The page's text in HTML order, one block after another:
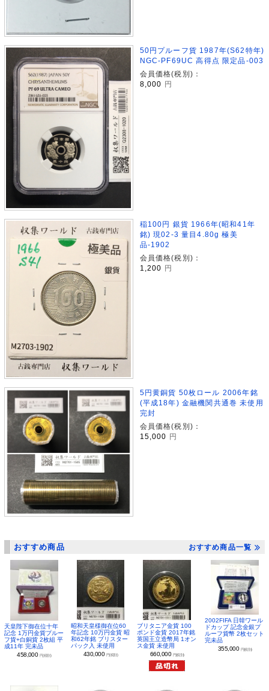
50円プルーフ貨 1987年(S62特年)
NGC-PF69UC 高得点 限定品-003
会員価格(税別)：
8,000
円
稲100円 銀貨 1966年(昭和41年
銘) 現02-3 量目4.80g 極美
品-1902
会員価格(税別)：
1,200 円
5円黄銅貨 50枚ロール 2006年銘
(平成18年) 金融機関共通巻 未使用
完封
会員価格(税別)：
15,000
円
おすすめ商品 おすすめ商品一覧
天皇陛下御在位十年
記念 1万円金貨プルー
フ貨+白銅貨 2枚組 平
成11年 完未品
458,000 円(税別)
昭和天皇様御在位60
年記念 10万円金貨 昭
和62年銘 ブリスター
パック入 未使用
430,000 円(税別)
ブリタニア金貨 100
ポンド金貨 2017年銘
英国王立造幣局 1オン
ス金貨 未使用
660,000 円(税別)
2002FIFA 日韓ワール
ドカップ 記念金銀プ
ルーフ貨幣 2枚セット
完未品
355,000 円(税別)